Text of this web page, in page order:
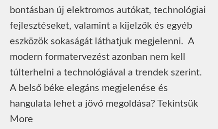
bontásban új elektromos autókat, technológiai
fejlesztéseket, valamint a kijelzők és egyéb
eszközök sokaságát láthatjuk megjelenni. A
modern formatervezést azonban nem kell
túlterhelni a technológiával a trendek szerint.
A belső béke elegáns megjelenése és
hangulata lehet a jövő megoldása? Tekintsük
More